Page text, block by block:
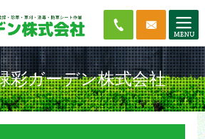
彩ガーデン株式会社